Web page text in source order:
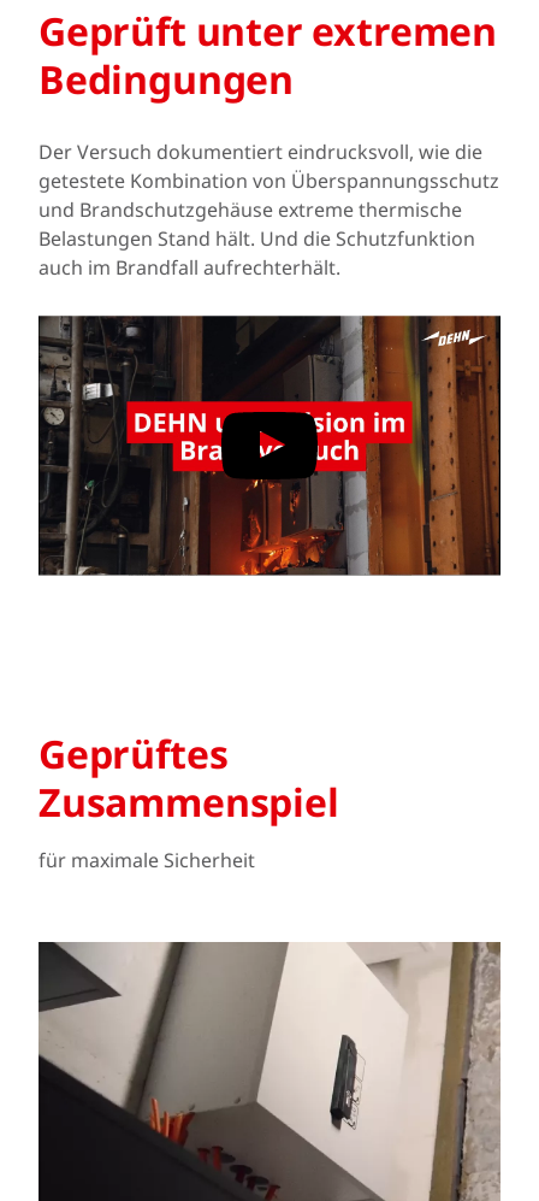
Geprüft unter extremen
Bedingungen
Der Versuch dokumentiert eindrucksvoll, wie die
getestete Kombination von Überspannungsschutz
und Brandschutzgehäuse extreme thermische
Belastungen Stand hält. Und die Schutzfunktion
auch im Brandfall aufrechterhält.
Geprüftes
Zusammenspiel
für maximale Sicherheit